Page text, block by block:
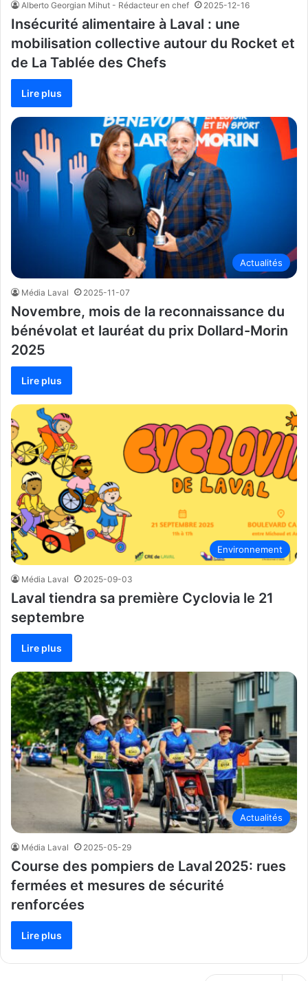
Alberto Georgian Mihut - Rédacteur en chef 2025-12-16
Insécurité alimentaire à Laval : une
mobilisation collective autour du Rocket et
de La Tablée des Chefs
Lire plus
Actualités
Média Laval 2025-11-07
Novembre, mois de la reconnaissance du
bénévolat et lauréat du prix Dollard-Morin
2025
Lire plus
Environnement
Média Laval 2025-09-03
Laval tiendra sa première Cyclovia le 21
septembre
Lire plus
Actualités
Média Laval 2025-05-29
Course des pompiers de Laval 2025: rues
fermées et mesures de sécurité
renforcées
Lire plus